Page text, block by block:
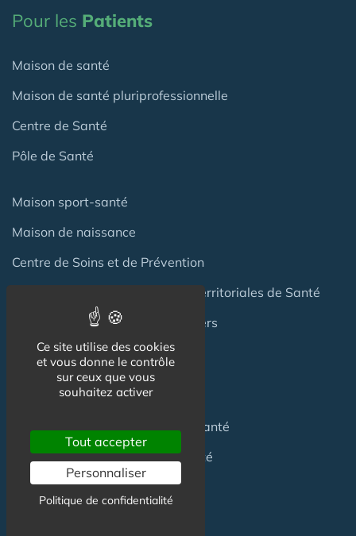
Pour les Patients
Maison de santé
Maison de santé pluriprofessionnelle
Centre de Santé
Pôle de Santé
Maison sport-santé
Maison de naissance
Centre de Soins et de Prévention
Communauté Professionnelles Territoriales de Santé
Hotel Patient & Hôtels Hospitaliers
Pour lesProfessionnels
en Maison de Santé
Achat locauxen Maison de Santé
Emploien Centre de Santé
Ce site utilise des cookies
et vous donne le contrôle
sur ceux que vous
souhaitez activer
Tout accepter
Personnaliser
Politique de confidentialité